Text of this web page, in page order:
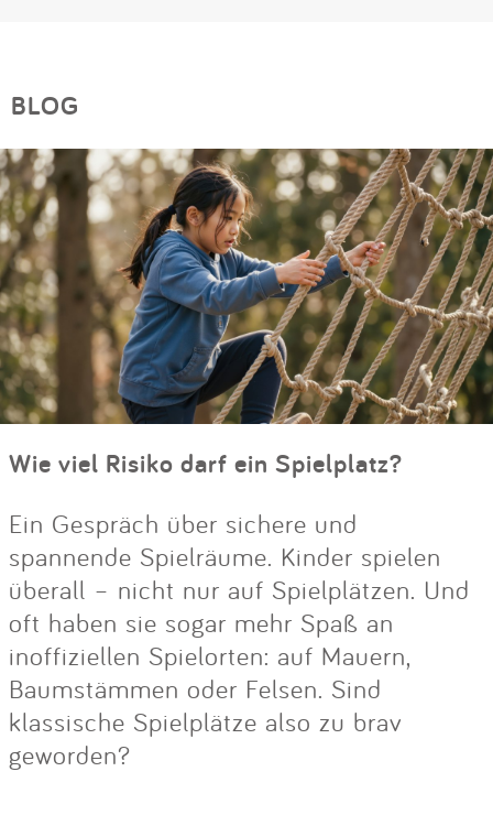
BLOG
Wie viel Risiko darf ein Spielplatz?
Ein Gespräch über sichere und
spannende Spielräume. Kinder spielen
überall – nicht nur auf Spielplätzen. Und
oft haben sie sogar mehr Spaß an
inoffiziellen Spielorten: auf Mauern,
Baumstämmen oder Felsen. Sind
klassische Spielplätze also zu brav
geworden?